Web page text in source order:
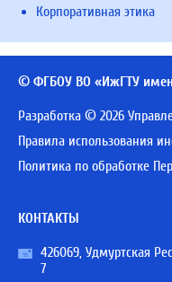
Корпоративная этика
© ФГБОУ ВО «ИжГТУ
Разработка © 2026
Правила использования
Политика по обработке
КОНТАКТЫ
426069, Удмуртская
7